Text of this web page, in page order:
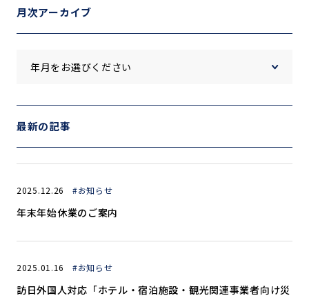
月次アーカイブ
最新の記事
2025.12.26 #お知らせ
年末年始休業のご案内
2025.01.16 #お知らせ
訪日外国人対応「ホテル・宿泊施設・観光関連事業者向け災